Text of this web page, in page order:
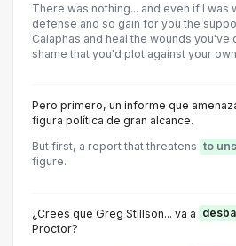
There was nothing... and even if I was
defense and so gain for you the
Caiaphas and heal the wounds you've
shame that you'd plot against your
Pero primero, un informe que
figura política de gran alcance.
But first, a report that threatens to
figure.
¿Crees que Greg Stillson... va a
Proctor?